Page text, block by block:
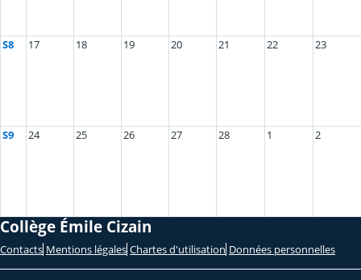
S8 17 18 19 20 21 22 23
S9 24 25 26 27 28 1 2
Collège Émile Cizain
Contacts Mentions légales Chartes d'utilisation Données personnelles